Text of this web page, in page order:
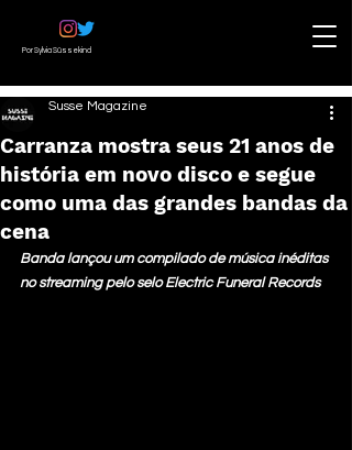
Por Sylvia Süssekind
Carranza mostra seus 21 anos de
história em novo disco e segue
como uma das grandes bandas da
cena
Susse Magazine
Banda lançou um compilado de música inéditas
no streaming pelo selo Electric Funeral Records